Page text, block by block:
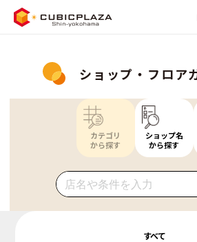
ショップ・フロア
カテゴリ
から探す
ショップ名
から探す
すべて